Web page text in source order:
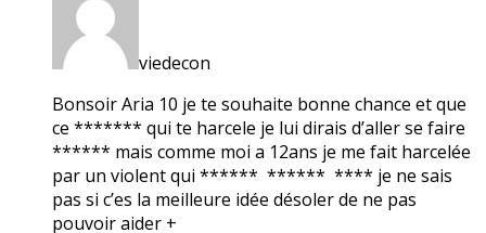
viedecon
Bonsoir Aria 10 je te souhaite bonne chance et que
ce ******* qui te harcele je lui dirais d’aller se faire
****** mais comme moi a 12ans je me fait harcelée
par un violent qui ****** ****** **** je ne sais
pas si c’es la meilleure idée désoler de ne pas
pouvoir aider +